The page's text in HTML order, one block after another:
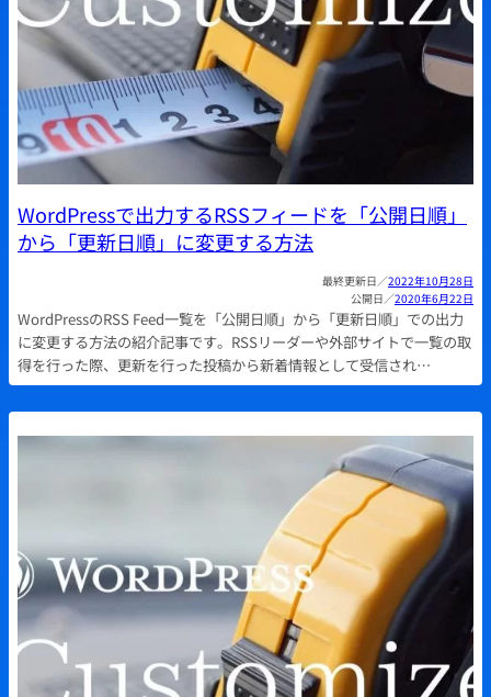
WordPressで出力するRSSフィードを「公開日順」
から「更新日順」に変更する方法
2022年10月28日
2020年6月22日
WordPressのRSS Feed一覧を「公開日順」から「更新日順」での出力
に変更する方法の紹介記事です。RSSリーダーや外部サイトで一覧の取
得を行った際、更新を行った投稿から新着情報として受信され…